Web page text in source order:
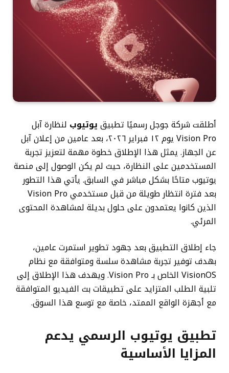
أطلقت شركة جوجل رسميًا تطبيق يوتيوب لنظارة آبل
Vision Pro يوم ١٢ فبراير ٢٠٢٦، بعد عامين من إعلان آبل
عن الجهاز. يمثل هذا الإطلاق خطوة مهمة لتعزيز تجربة
المستخدمين على النظارة، حيث لم يكن الوصول إلى منصة
يوتيوب متاحًا بشكل مباشر في السابق. يأتي هذا التطور
بعد فترة انتظار طويلة من قبل مستخدمي Vision Pro
الذين كانوا يعتمدون على حلول بديلة لمشاهدة المحتوى
المرئي.
جاء إطلاق التطبيق بعد جهود تطوير استمرت عامين،
بهدف توفير تجربة مشاهدة سلسة ومتوافقة مع نظام
VisionOS الخاص بـ Vision Pro. ويهدف هذا الإطلاق إلى
تلبية الطلب المتزايد على تطبيقات بث الفيديو المتوافقة
مع أجهزة الواقع الممتد، خاصة مع توسع هذا السوق.
تطبيق يوتيوب الرسمي يدعم
المزايا الأساسية